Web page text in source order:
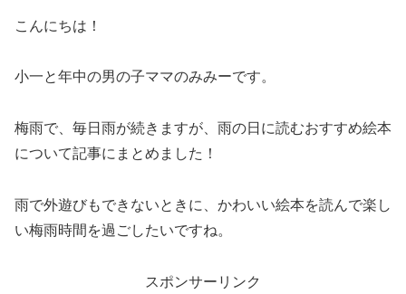
こんにちは！
小一と年中の男の子ママのみみーです。
梅雨で、毎日雨が続きますが、雨の日に読むおすすめ絵本
について記事にまとめました！
雨で外遊びもできないときに、かわいい絵本を読んで楽し
い梅雨時間を過ごしたいですね。
スポンサーリンク